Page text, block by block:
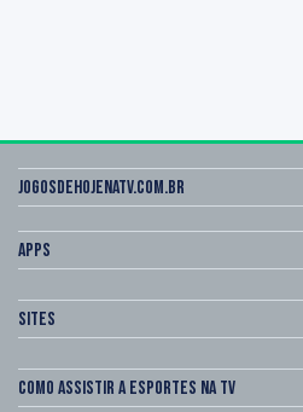
Jogosdehojenatv.com.br
Apps
Sites
Como assistir a esportes na TV